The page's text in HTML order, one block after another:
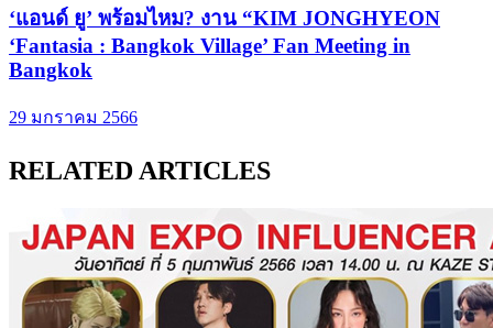
‘แอนด์ ยู’ พร้อมไหม? งาน “KIM JONGHYEON
‘Fantasia : Bangkok Village’ Fan Meeting in
Bangkok
29 มกราคม 2566
RELATED ARTICLES